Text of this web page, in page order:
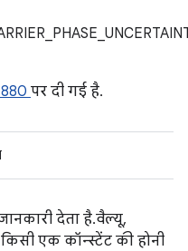
पर दी गई है.
देता है. वैल्यू,
एक कॉन्स्टेंट की होनी